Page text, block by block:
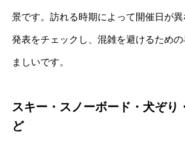
景です。訪れる時期によって開催日が
発表をチェックし、混雑を避けるため
ましいです。
スキー・スノーボード・犬ぞり
ど